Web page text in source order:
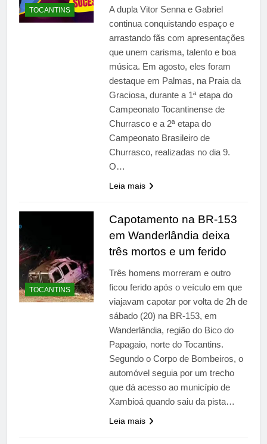
TOCANTINS
A dupla Vitor Senna e Gabriel
continua conquistando espaço e
arrastando fãs com apresentações
que unem carisma, talento e boa
música. Em agosto, eles foram
destaque em Palmas, na Praia da
Graciosa, durante a 1ª etapa do
Campeonato Tocantinense de
Churrasco e a 2ª etapa do
Campeonato Brasileiro de
Churrasco, realizadas no dia 9.
O…
Leia mais
TOCANTINS
Capotamento na BR-153
em Wanderlândia deixa
três mortos e um ferido
Três homens morreram e outro
ficou ferido após o veículo em que
viajavam capotar por volta de 2h de
sábado (20) na BR-153, em
Wanderlândia, região do Bico do
Papagaio, norte do Tocantins.
Segundo o Corpo de Bombeiros, o
automóvel seguia por um trecho
que dá acesso ao município de
Xambioá quando saiu da pista…
Leia mais